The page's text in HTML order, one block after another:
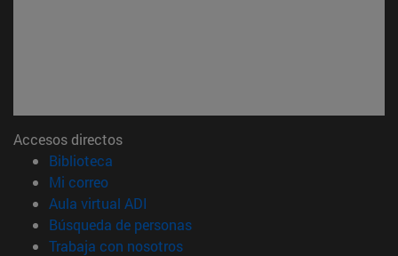
Accesos directos
Biblioteca
Mi correo(abre en nueva ventana)
Aula virtual ADI
Búsqueda de personas(abre en nueva ventana)
Trabaja con nosotros(abre en nueva ventana)